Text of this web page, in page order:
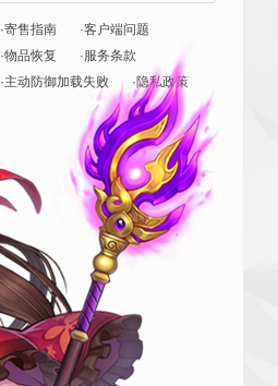
·寄售指南
·客户端问题
·物品恢复
·服务条款
·主动防御加载失败 ·隐私政策